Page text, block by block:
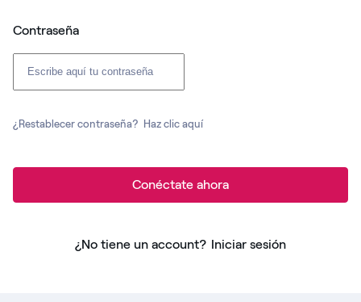
Contraseña
¿Restablecer contraseña? Haz clic aquí
Conéctate ahora
¿No tiene un account? Iniciar sesión